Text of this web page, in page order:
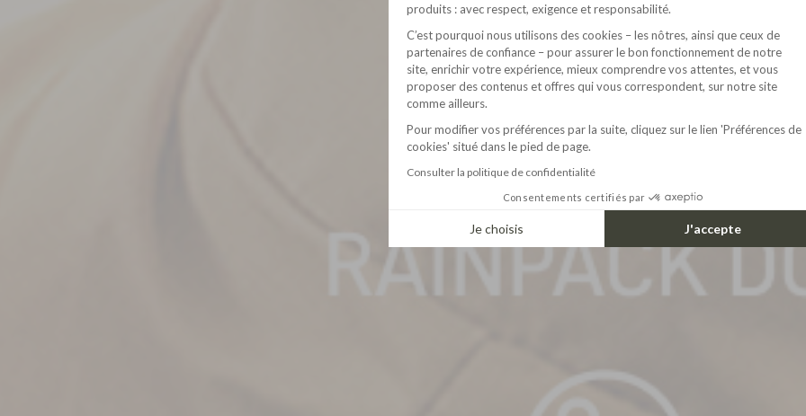
produits : avec respect, exigence et responsabilité.
C’est pourquoi nous utilisons des cookies – les nôtres, ainsi que ceux de
partenaires de confiance – pour assurer le bon fonctionnement de notre
site, enrichir votre expérience, mieux comprendre vos attentes, et vous
proposer des contenus et offres qui vous correspondent, sur notre site
comme ailleurs.
Pour modifier vos préférences par la suite, cliquez sur le lien 'Préférences de
cookies' situé dans le pied de page.
Consulter la politique de confidentialité
Consentements certifiés par
Je choisis J'accepte
Axeptio consent